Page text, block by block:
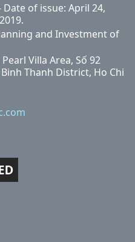
Date of issue: April 24,
and Investment of
Villa Area, Số 92
Thanh District, Ho Chi